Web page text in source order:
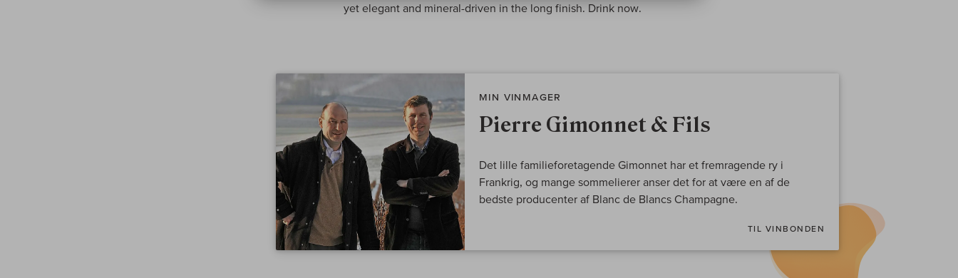
yet elegant and mineral-driven in the long finish. Drink now.
MIN VINMAGER
Pierre Gimonnet & Fils
Det lille familieforetagende Gimonnet har et fremragende ry i
Frankrig, og mange sommelierer anser det for at være en af de
bedste producenter af Blanc de Blancs Champagne.
TIL VINBONDEN